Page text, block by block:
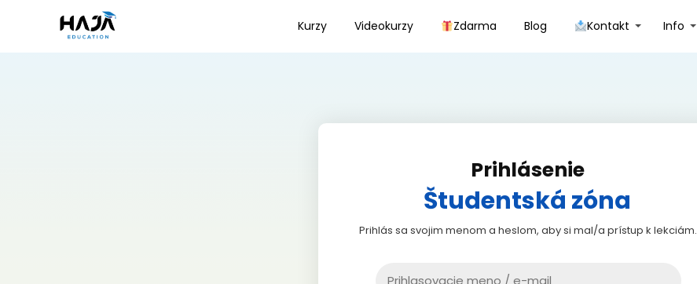
Kurzy Videokurzy Zdarma Blog Kontakt Info
Prihlásenie
Študentská zóna
Prihlás sa svojim menom a heslom, aby si mal/a prístup k lekciám.